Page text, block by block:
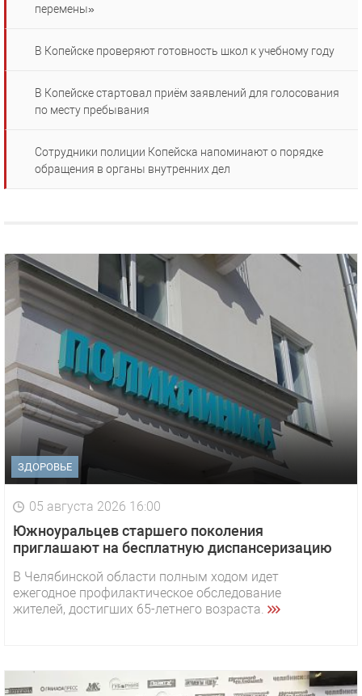
перемены»
В Копейске проверяют готовность школ к учебному году
В Копейске стартовал приём заявлений для голосования
по месту пребывания
Сотрудники полиции Копейска напоминают о порядке
обращения в органы внутренних дел
ЗДОРОВЬЕ
05 августа 2026 16:00
Южноуральцев старшего поколения
приглашают на бесплатную диспансеризацию
В Челябинской области полным ходом идет
ежегодное профилактическое обследование
жителей, достигших 65-летнего возраста.